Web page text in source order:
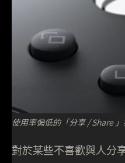
使用率偏低的「分享 / Share
對於某些不喜歡與人分